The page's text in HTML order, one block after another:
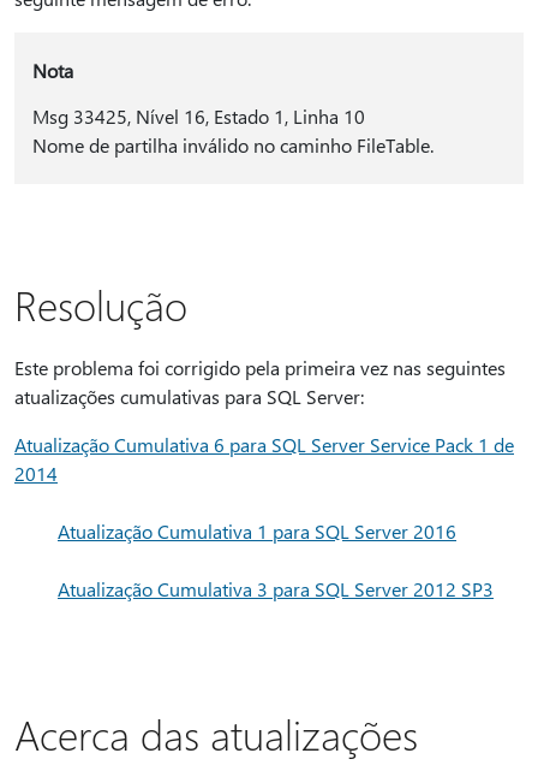
Nota
Msg 33425, Nível 16, Estado 1, Linha 10
Nome de partilha inválido no caminho FileTable.
Resolução
Este problema foi corrigido pela primeira vez nas seguintes
atualizações cumulativas para SQL Server:
Atualização Cumulativa 6 para SQL Server Service Pack 1 de
2014
Atualização Cumulativa 1 para SQL Server 2016
Atualização Cumulativa 3 para SQL Server 2012 SP3
Acerca das atualizações